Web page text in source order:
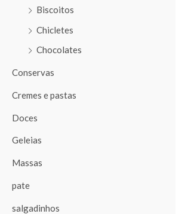
Biscoitos
Chicletes
Chocolates
Conservas
Cremes e pastas
Doces
Geleias
Massas
pate
salgadinhos